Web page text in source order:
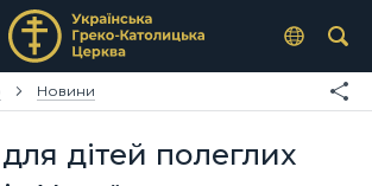
Новини
дітей полеглих